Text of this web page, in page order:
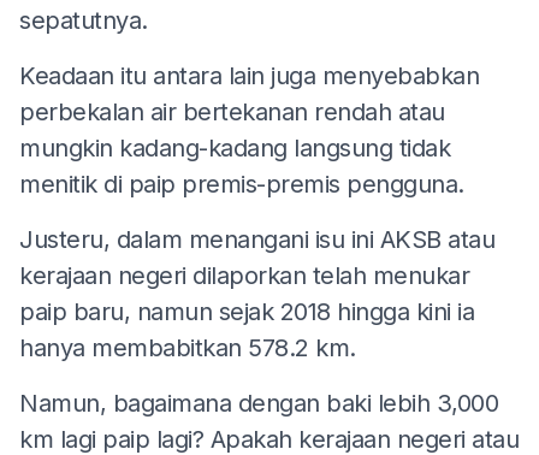
sepatutnya.
Keadaan itu antara lain juga menyebabkan
perbekalan air bertekanan rendah atau
mungkin kadang-kadang langsung tidak
menitik di paip premis-premis pengguna.
Justeru, dalam menangani isu ini AKSB atau
kerajaan negeri dilaporkan telah menukar
paip baru, namun sejak 2018 hingga kini ia
hanya membabitkan 578.2 km.
Namun, bagaimana dengan baki lebih 3,000
km lagi paip lagi? Apakah kerajaan negeri atau